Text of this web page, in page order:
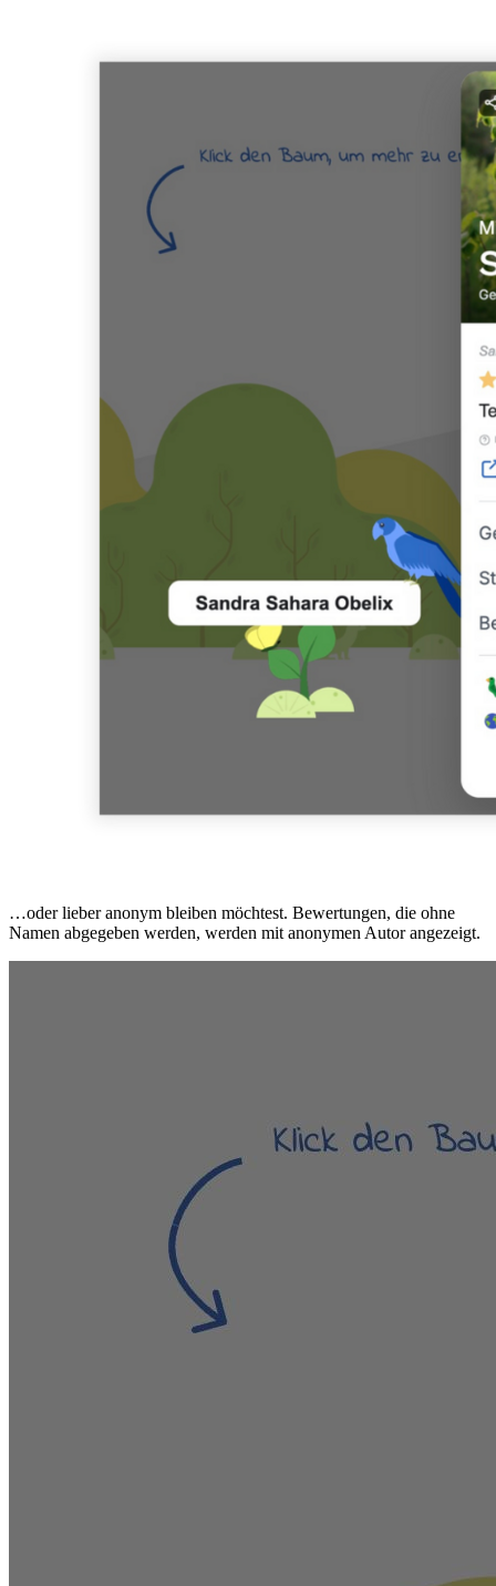
…oder lieber anonym bleiben möchtest. Bewertungen, die ohne
Namen abgegeben werden, werden mit anonymen Autor angezeigt.